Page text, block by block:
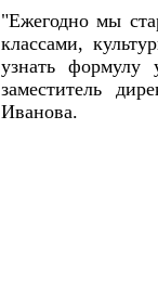
"Ежегодно мы
классами,
узнать формулу
заместитель
Иванова.